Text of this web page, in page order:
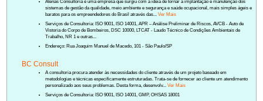
Atenas Consultoria é uma empresa que surgiu com a ideia de tornar a implantação e manutenção dos
sistemas de gestão da qualidade, meio ambiente e segurança e saúde ocupacional, mais simples ágeis e
baratos para os empreendedores do Brasil através das...Ver Mais
Serviços de Consultoria: ISO 9001, ISO 14001, APR – Análise Preliminar de Riscos, AVCB - Auto de
Vistoria do Corpo de Bombeiros, DSC 10000, LTCAT - Laudo Técnico de Condições Ambientais de
Trabalho, NR 1 e outras...
Endereço: Rua Joaquim Manuel de Macedo, 101 - São Paulo/SP
BC Consult
A consultoria procura atender às necessidades do cliente através de um projeto baseado em
metodologias e técnicas especificamente estruturadas. Trata-se de fornecer ao cliente um atendimento
personalizado aos seus problemas. Desta forma, desenvolv...Ver Mais
Serviços de Consultoria: ISO 9001, ISO 14001, GMP, OHSAS 18001